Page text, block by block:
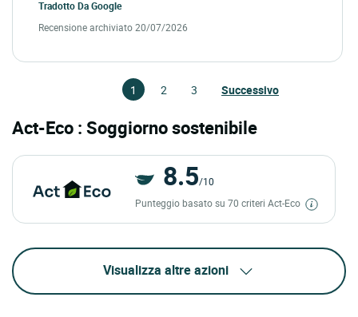
Tradotto DaGoogle
Recensione archiviato 20/07/2026
1 2 3 Successivo
Act-Eco : Soggiorno sostenibile
8.5/10
Punteggio basato su 70 criteri Act-Eco
Visualizza altre azioni